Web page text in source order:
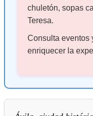
chuletón, sopas
Teresa.
Consulta eventos
enriquecer la